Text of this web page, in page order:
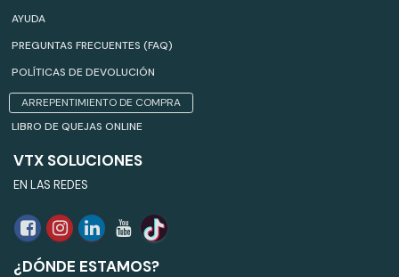
AYUDA
PREGUNTAS FRECUENTES (FAQ)
POLÍTICAS DE DEVOLUCIÓN
ARREPENTIMIENTO DE COMPRA
LIBRO DE QUEJAS ONLINE
VTX SOLUCIONES
EN LAS REDES
¿DÓNDE ESTAMOS?